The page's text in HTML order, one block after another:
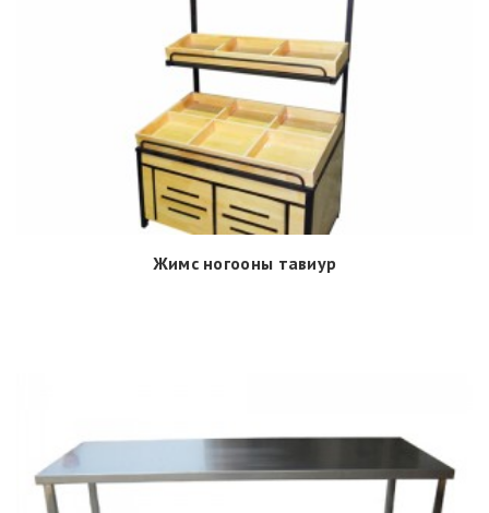
ДэлгэрэнгүйЖимс ногооны тавиур